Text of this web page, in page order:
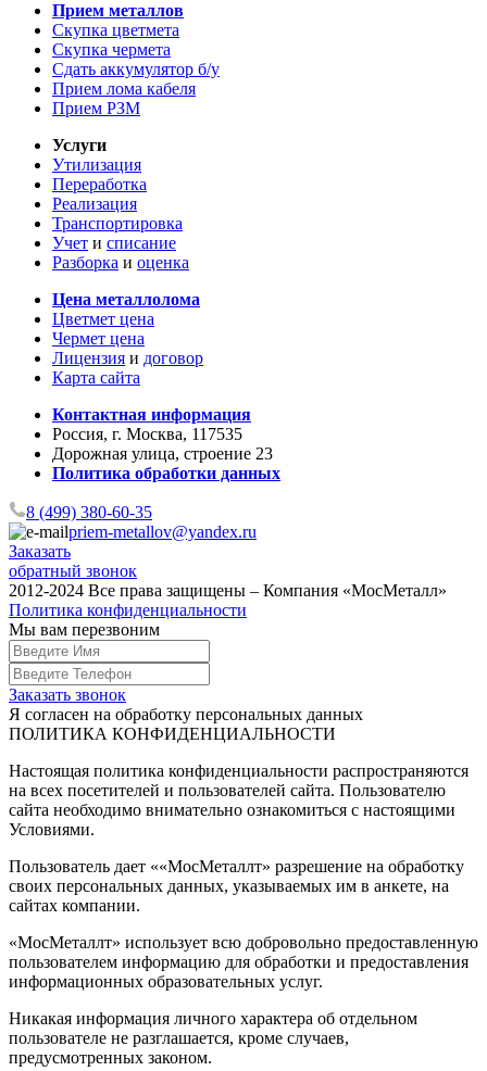
Прием металлов
Скупка цветмета
Скупка чермета
Сдать аккумулятор б/у
Прием лома кабеля
Прием РЗМ
Услуги
Утилизация
Переработка
Реализация
Транспортировка
Учет и списание
Разборка и оценка
Цена металлолома
Цветмет цена
Чермет цена
Лицензия и договор
Карта сайта
Контактная информация
Россия, г. Москва, 117535
Дорожная улица, строение 23
Политика обработки данных
8 (499) 380-60-35
priem-metallov@yandex.ru
Заказать
обратный звонок
2012-2024 Все права защищены – Компания «МосМеталл»
Политика конфиденциальности
Мы вам перезвоним
Заказать звонок
Я согласен на обработку персональных данных
ПОЛИТИКА КОНФИДЕНЦИАЛЬНОСТИ
Настоящая политика конфиденциальности распространяются
на всех посетителей и пользователей сайта. Пользователю
сайта необходимо внимательно ознакомиться с настоящими
Условиями.
Пользователь дает ««МосМеталлт» разрешение на обработку
своих персональных данных, указываемых им в анкете, на
сайтах компании.
«МосМеталлт» использует всю добровольно предоставленную
пользователем информацию для обработки и предоставления
информационных образовательных услуг.
Никакая информация личного характера об отдельном
пользователе не разглашается, кроме случаев,
предусмотренных законом.